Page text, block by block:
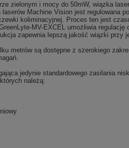
zielonym i mocy do 50mW, wiązka
Machine Vision jest regulowana
koliminacyjnej. Proces ten jest
MV-EXCEL umożliwia
zapewnia lepszą jakość wiązki przy
metrów są dostępne z szerokiego
jedynie standardowego zasilania
należą: